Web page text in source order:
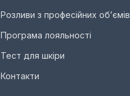
Розливи з професійних об’ємів
Програма лояльності
Тест для шкіри
Контакти